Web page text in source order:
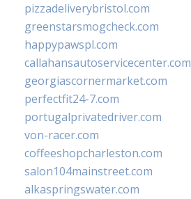
pizzadeliverybristol.com
greenstarsmogcheck.com
happypawspl.com
callahansautoservicecenter.com
georgiascornermarket.com
perfectfit24-7.com
portugalprivatedriver.com
von-racer.com
coffeeshopcharleston.com
salon104mainstreet.com
alkaspringswater.com